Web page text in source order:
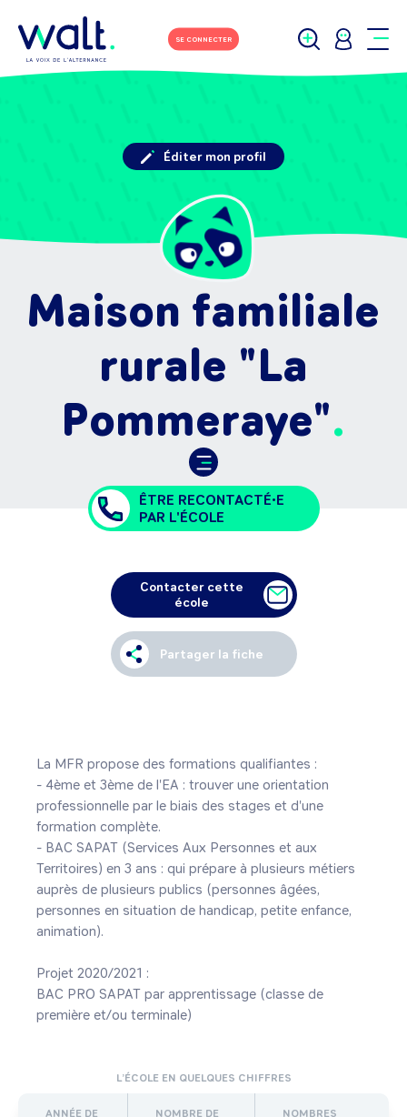
SE CONNECTER
Maison familiale
rurale "La
Pommeraye"
Éditer mon profil
ÊTRE RECONTACTÉ•E
PAR L'ÉCOLE
Contacter cette
école
Partager la fiche
La MFR propose des formations qualifiantes :
- 4ème et 3ème de l'EA : trouver une orientation
professionnelle par le biais des stages et d'une
formation complète.
- BAC SAPAT (Services Aux Personnes et aux
Territoires) en 3 ans : qui prépare à plusieurs métiers
auprès de plusieurs publics (personnes âgées,
personnes en situation de handicap, petite enfance,
animation).
Projet 2020/2021 :
BAC PRO SAPAT par apprentissage (classe de
première et/ou terminale)
L’ÉCOLE EN QUELQUES CHIFFRES
ANNÉE DE
NOMBRE DE
NOMBRES